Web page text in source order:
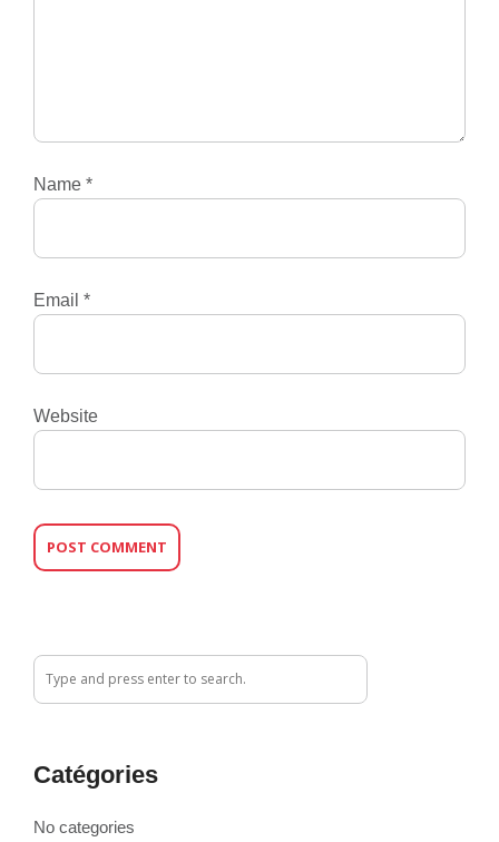
Name *
Email *
Website
Catégories
No categories